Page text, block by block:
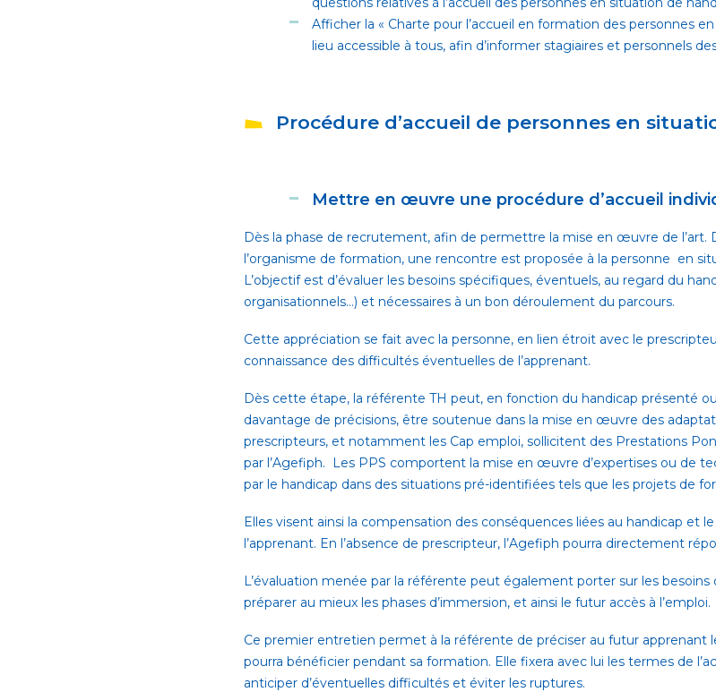
Afficher la « Charte pour l’accueil en formation des personnes
lieu accessible à tous, afin d’informer stagiaires et personnels
Procédure d’accueil de personnes en
Mettre en œuvre une procédure d’accueil
Dès la phase de recrutement, afin de permettre la mise en œuvre de l’art.
l’organisme de formation, une rencontre est proposée à la personne en
L’objectif est d’évaluer les besoins spécifiques, éventuels, au regard du
organisationnels…) et nécessaires à un bon déroulement du parcours.
Cette appréciation se fait avec la personne, en lien étroit avec le
connaissance des difficultés éventuelles de l’apprenant.
Dès cette étape, la référente TH peut, en fonction du handicap présenté
davantage de précisions, être soutenue dans la mise en œuvre des
prescripteurs, et notamment les Cap emploi, sollicitent des Prestations
par l’Agefiph. Les PPS comportent la mise en œuvre d’expertises ou de
par le handicap dans des situations pré-identifiées tels que les projets de
Elles visent ainsi la compensation des conséquences liées au handicap et
l’apprenant. En l’absence de prescripteur, l’Agefiph pourra directement
L’évaluation menée par la référente peut également porter sur les besoins
préparer au mieux les phases d’immersion, et ainsi le futur accès à l’emploi.
Ce premier entretien permet à la référente de préciser au futur apprenant
pourra bénéficier pendant sa formation. Elle fixera avec lui les termes de
anticiper d’éventuelles difficultés et éviter les ruptures.